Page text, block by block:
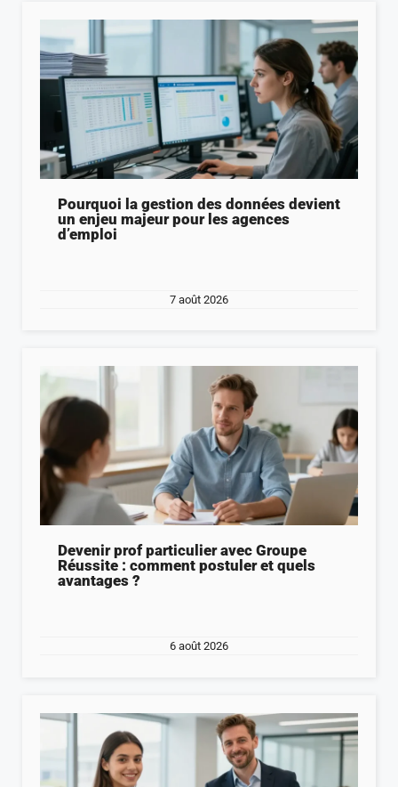
Pourquoi la gestion des données devient
un enjeu majeur pour les agences
d’emploi
7 août 2026
Devenir prof particulier avec Groupe
Réussite : comment postuler et quels
avantages ?
6 août 2026